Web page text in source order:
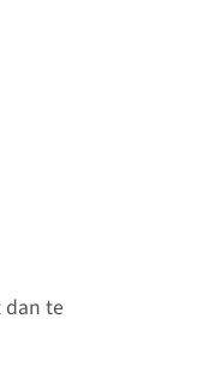
te